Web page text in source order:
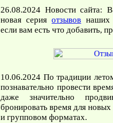
26.08.2024 Новости сайта:
новая серияотзывов наших
если вам есть что добавить,
10.06.2024 По традиции
познавательно провести
даже значительно
бронировать время для
и групповом форматах.